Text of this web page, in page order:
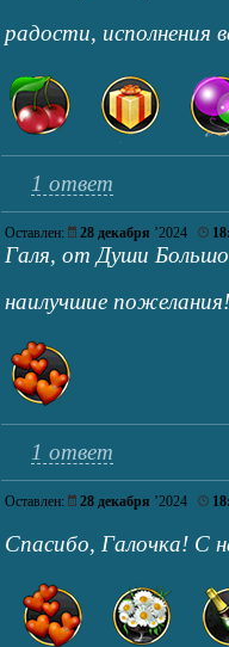
радости, исполнения
1 ответ
Оставлен: 28 декабря ’2024
Галя, от Души
наилучшие
1 ответ
Оставлен: 28 декабря ’2024
Спасибо, Галочка!